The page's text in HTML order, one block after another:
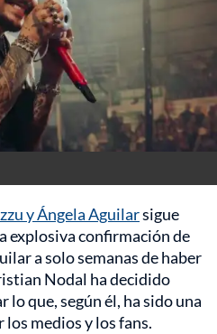
y Ángela Aguilarsigue
explosiva confirmación de
a solo semanas de haber
Nodal ha decidido
lo que, según él, ha sido una
medios y los fans.